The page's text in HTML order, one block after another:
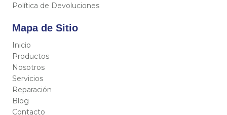
Política de Devoluciones
Mapa de Sitio
Inicio
Productos
Nosotros
Servicios
Reparación
Blog
Contacto